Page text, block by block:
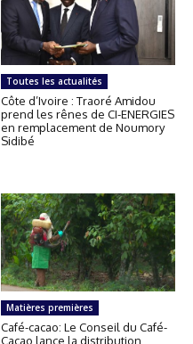
Toutes les actualités
Côte d’Ivoire : Traoré Amidou
prend les rênes de CI-ENERGIES
en remplacement de Noumory
Sidibé
Matières premières
Café-cacao: Le Conseil du Café-
Cacao lance la distribution